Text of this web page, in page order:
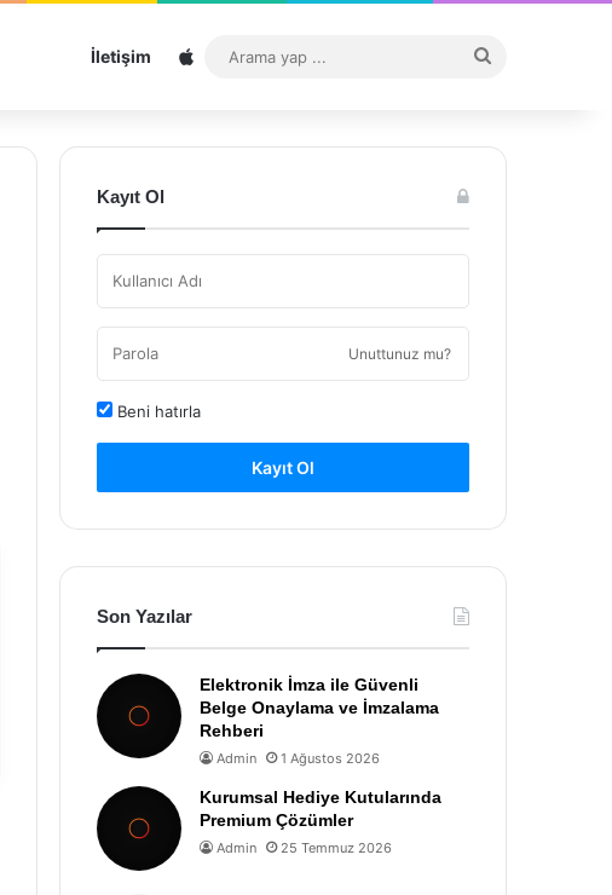
İletişim Sitemap
...
Kayıt Ol
Unuttunuz mu?
Beni hatırla
Kayıt Ol
Son Yazılar
Elektronik İmza ile Güvenli
Belge Onaylama ve İmzalama
Rehberi
Admin 1 Ağustos 2026
Kurumsal Hediye Kutularında
Premium Çözümler
Admin 25 Temmuz 2026